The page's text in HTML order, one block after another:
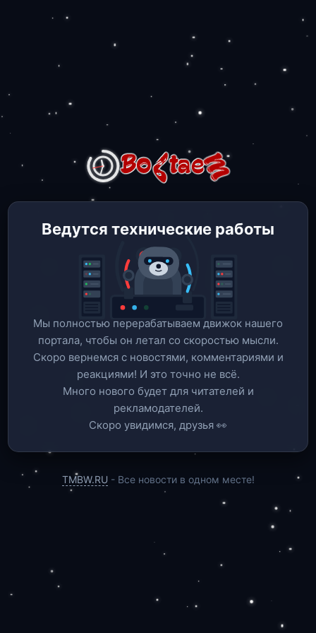
Ведутся технические работы
Мы полностью перерабатываем движок нашего
портала, чтобы он летал со скоростью мысли.
Скоро вернемся c новостями, комментариями и
реакциями! И это точно не всё.
Много нового будет для читателей и
рекламодателей.
Скоро увидимся, друзья 👀
TMBW.RU - Все новости в одном месте!